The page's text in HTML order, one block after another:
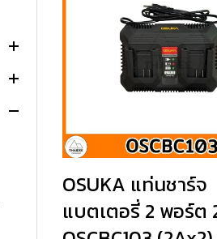
OSUKA แท่นชาร์จ
แบตเตอรี่ 2 พอร์ต